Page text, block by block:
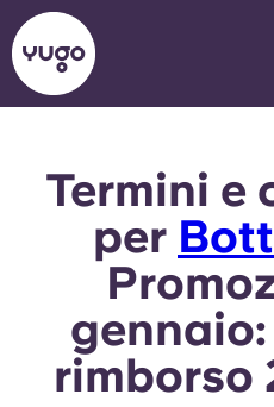
Chi siamo
Altro
English (GB)
English (US)
Chinese
Català
Termini e
per
rimborso